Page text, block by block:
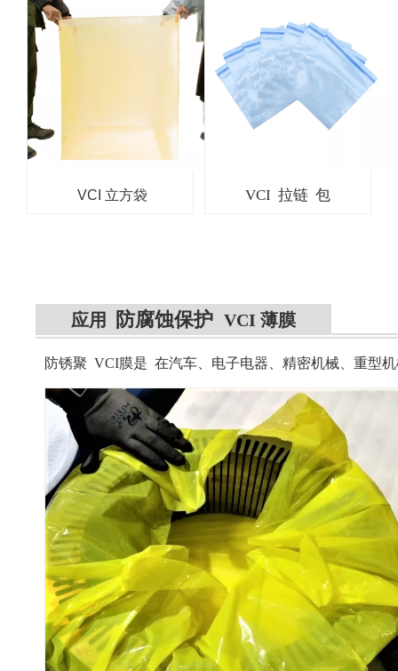
VCI 立方袋 VCI 拉链 包
应用 防腐蚀保护 VCI 薄膜
防锈聚 VCI膜是 在汽车、电子电器、精密机械、重型